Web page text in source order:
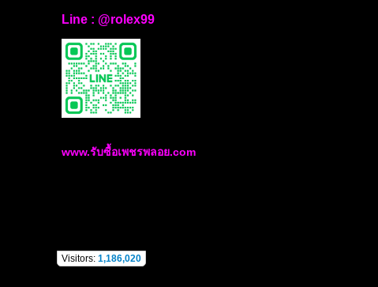
Line : @rolex99
www.รับซื้อเพชรพลอย.com
Visitors: 1,186,020